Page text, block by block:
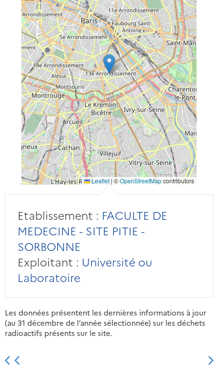
Leaflet | ©OpenStreetMapcontributors
Etablissement : FACULTE DE
MEDECINE - SITE PITIE -
SORBONNE
Exploitant : Université ou
Laboratoire
Les données présentent les dernières informations à jour
(au 31 décembre de l’année sélectionnée) sur les déchets
radioactifs présents sur le site.